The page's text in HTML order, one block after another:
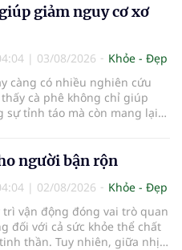
người trên thế giới đang
chung với bệnh, trong đó
trường hợp.
giảm nguy cơ xơ
| 03/08/2026
Khỏe - Đẹp
càng có nhiều nghiên cứu
thấy cà phê không chỉ giúp
sự tỉnh táo mà còn mang lại
vai trò lọc độc tố, chuyển hóa
và dự trữ nhiều vitamin,
chất thiết yếu nhưng cũng
dễ bị tổn thương…
người bận rộn
| 02/08/2026
Khỏe - Đẹp
trì vận động đóng vai trò quan
đối với cả sức khỏe thể chất
thần. Tuy nhiên, giữa nhịp